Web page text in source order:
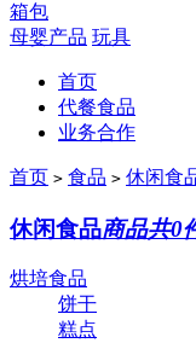
箱包
母婴产品 玩具
首页
代餐食品
业务合作
首页 > 食品 > 休闲食
休闲食品商品共0
烘培食品
饼干
糕点